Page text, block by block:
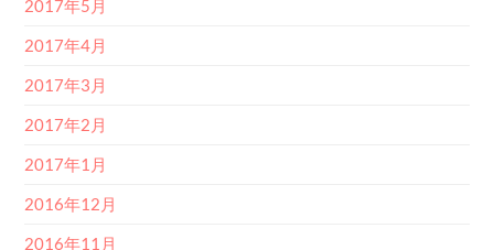
2017年5月
2017年4月
2017年3月
2017年2月
2017年1月
2016年12月
2016年11月